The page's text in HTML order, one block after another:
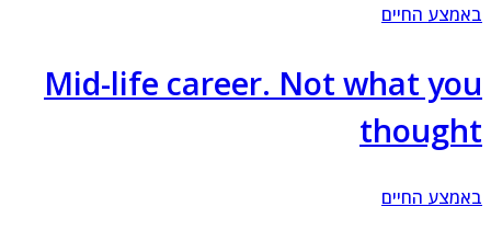
החיים
Mid-life career. Not what
החיים